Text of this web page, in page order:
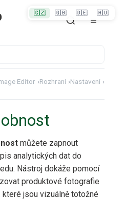
Editor ›Rozhraní ›Nastavení ›
můžete zapnout
analytických dat do
Nástroj dokáže pomocí
produktové fotografie
jsou vizuálně totožné
🇨🇿 🇬🇧 🇩🇪 🇭🇺